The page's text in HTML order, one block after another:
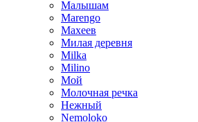
Малышам
Marengo
Махеев
Милая деревня
Milka
Milino
Мой
Молочная речка
Нежный
Nemoloko